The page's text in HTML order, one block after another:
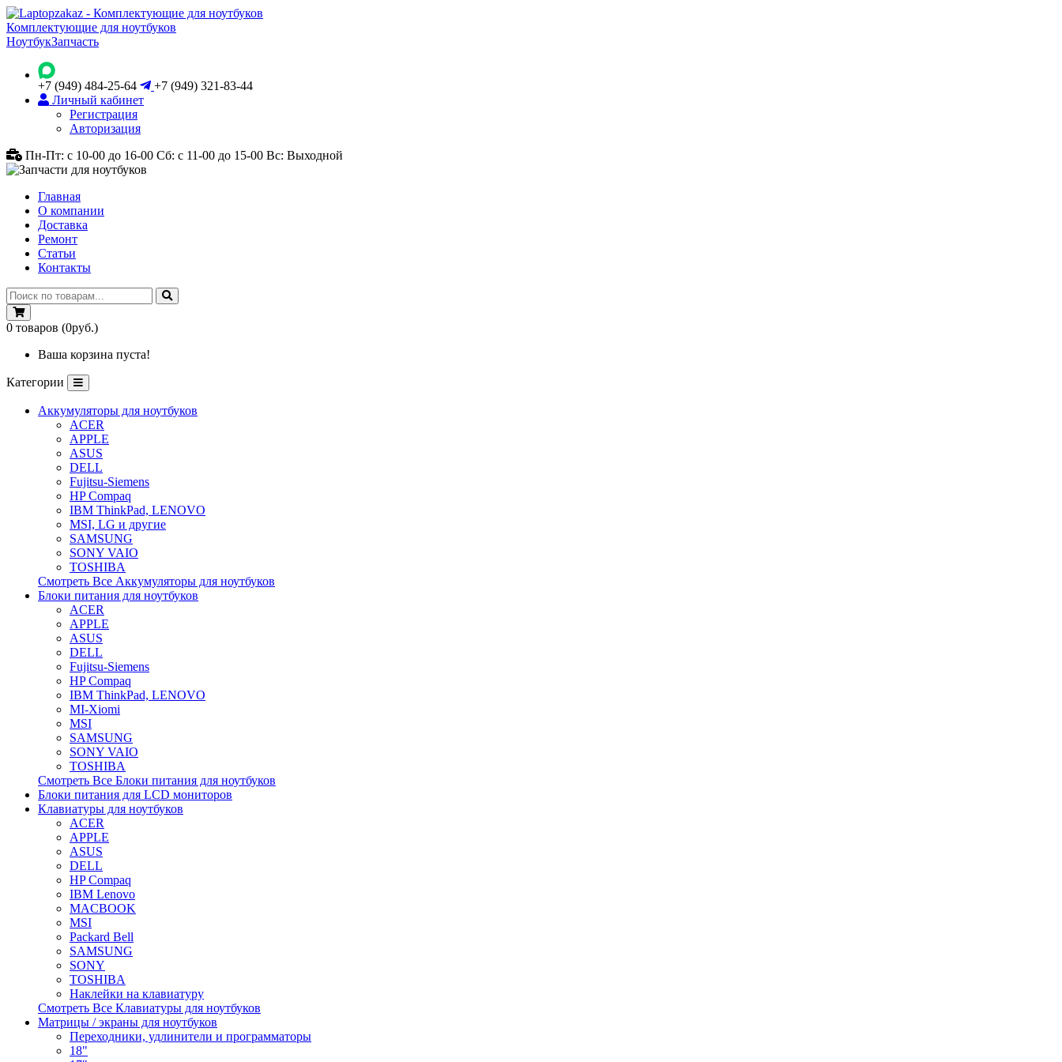
Комплектующие для ноутбуков
НоутбукЗапчасть
+7 (949) 484-25-64
+7 (949) 321-83-44
Личный кабинет
Регистрация
Авторизация
Пн-Пт: с 10-00 до 16-00 Сб: с 11-00 до 15-00 Вс: Выходной
Главная
О компании
Доставка
Ремонт
Статьи
Контакты
0 товаров (0руб.)
Ваша корзина пуста!
Категории
Аккумуляторы для ноутбуков
ACER
APPLE
ASUS
DELL
Fujitsu-Siemens
HP Compaq
IBM ThinkPad, LENOVO
MSI, LG и другие
SAMSUNG
SONY VAIO
TOSHIBA
Смотреть Все Аккумуляторы для ноутбуков
Блоки питания для ноутбуков
ACER
APPLE
ASUS
DELL
Fujitsu-Siemens
HP Compaq
IBM ThinkPad, LENOVO
MI-Xiomi
MSI
SAMSUNG
SONY VAIO
TOSHIBA
Смотреть Все Блоки питания для ноутбуков
Блоки питания для LCD мониторов
Клавиатуры для ноутбуков
ACER
APPLE
ASUS
DELL
HP Compaq
IBM Lenovo
MACBOOK
MSI
Packard Bell
SAMSUNG
SONY
TOSHIBA
Наклейки на клавиатуру
Смотреть Все Клавиатуры для ноутбуков
Матрицы / экраны для ноутбуков
Переходники, удлинители и программаторы
18"